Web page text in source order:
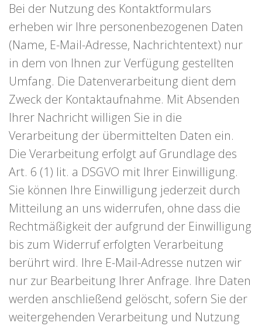
Bei der Nutzung des Kontaktformulars
erheben wir Ihre personenbezogenen Daten
(Name, E-Mail-Adresse, Nachrichtentext) nur
in dem von Ihnen zur Verfügung gestellten
Umfang. Die Datenverarbeitung dient dem
Zweck der Kontaktaufnahme. Mit Absenden
Ihrer Nachricht willigen Sie in die
Verarbeitung der übermittelten Daten ein.
Die Verarbeitung erfolgt auf Grundlage des
Art. 6 (1) lit. a DSGVO mit Ihrer Einwilligung.
Sie können Ihre Einwilligung jederzeit durch
Mitteilung an uns widerrufen, ohne dass die
Rechtmäßigkeit der aufgrund der Einwilligung
bis zum Widerruf erfolgten Verarbeitung
berührt wird. Ihre E-Mail-Adresse nutzen wir
nur zur Bearbeitung Ihrer Anfrage. Ihre Daten
werden anschließend gelöscht, sofern Sie der
weitergehenden Verarbeitung und Nutzung